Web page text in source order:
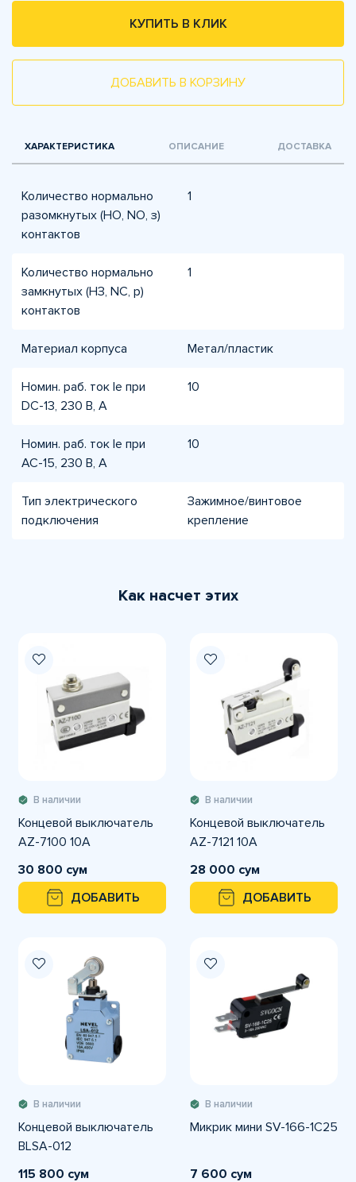
КУПИТЬ В КЛИК
ДОБАВИТЬ В КОРЗИНУ
ХАРАКТЕРИСТИКА ОПИСАНИЕ ДОСТАВКА
Количество нормально
разомкнутых (НО, NO, з)
контактов
1
Количество нормально
замкнутых (НЗ, NC, р)
контактов
1
Материал корпуса Метал/пластик
Номин. раб. ток Ie при
DC-13, 230 В, А
10
Номин. раб. ток Ie при
AC-15, 230 В, А
10
Тип электрического
подключения
Зажимное/винтовое
крепление
Как насчет этих
В наличии
Концевой выключатель
AZ-7100 10A
30 800 сум
ДОБАВИТЬ
В наличии
Концевой выключатель
AZ-7121 10A
28 000 сум
ДОБАВИТЬ
В наличии
Концевой выключатель
BLSA-012
115 800 сум
В наличии
Микрик мини SV-166-1C25
7 600 сум